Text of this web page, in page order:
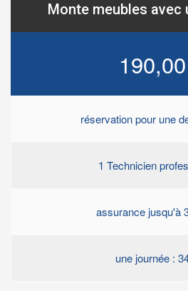
Monte meubles avec
190,00
réservation pour une
1 Technicien
assurance jusqu'à
une journée :